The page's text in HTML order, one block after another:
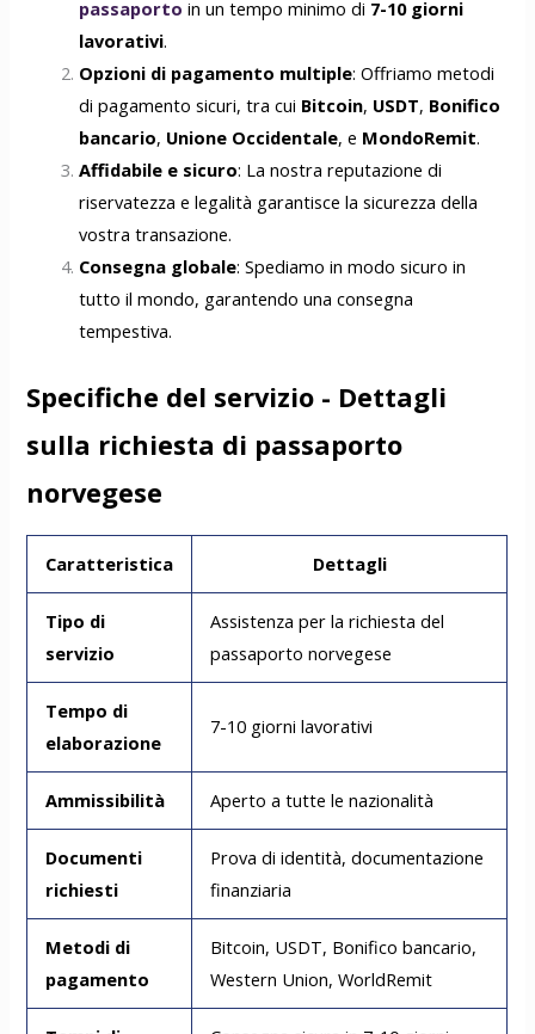
passaporto in un tempo minimo di 7-10 giorni
lavorativi.
Opzioni di pagamento multiple: Offriamo metodi
di pagamento sicuri, tra cui Bitcoin, USDT, Bonifico
bancario, Unione Occidentale, e MondoRemit.
Affidabile e sicuro: La nostra reputazione di
riservatezza e legalità garantisce la sicurezza della
vostra transazione.
Consegna globale: Spediamo in modo sicuro in
tutto il mondo, garantendo una consegna
tempestiva.
Specifiche del servizio - Dettagli
sulla richiesta di passaporto
norvegese
Caratteristica Dettagli
Tipo di
servizio
Assistenza per la richiesta del
passaporto norvegese
Tempo di
elaborazione
7-10 giorni lavorativi
Ammissibilità Aperto a tutte le nazionalità
Documenti
richiesti
Prova di identità, documentazione
finanziaria
Metodi di
pagamento
Bitcoin, USDT, Bonifico bancario,
Western Union, WorldRemit